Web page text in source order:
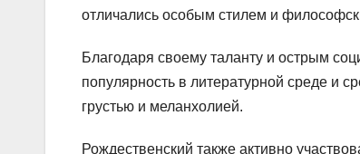
отличались особым стилем и
Благодаря своему таланту и острым
популярность в литературной среде и
грустью и меланхолией.
Рождественский также активно